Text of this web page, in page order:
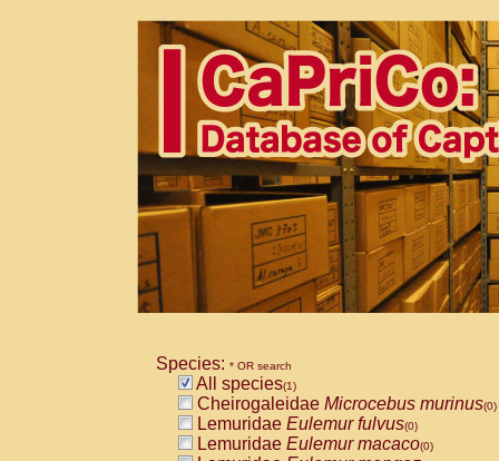
Species: * OR search
All species(1)
Cheirogaleidae Microcebus murinus(0)
Lemuridae Eulemur fulvus(0)
Lemuridae Eulemur macaco(0)